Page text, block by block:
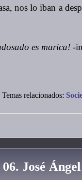
nos lo iban a
es marica! -
Temas relacionados:
06. José Ángel